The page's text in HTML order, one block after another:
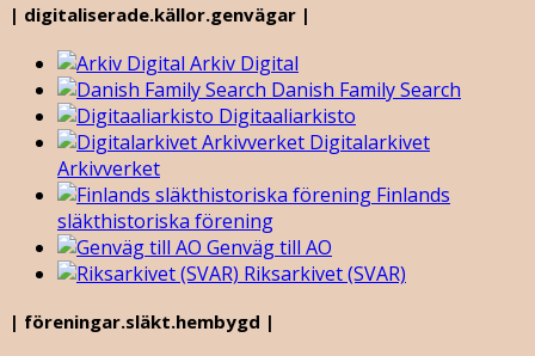
| digitaliserade.källor.genvägar |
Arkiv Digital
Danish Family Search
Digitaaliarkisto
Digitalarkivet
Arkivverket
Finlands
släkthistoriska förening
Genväg till AO
Riksarkivet (SVAR)
| föreningar.släkt.hembygd |